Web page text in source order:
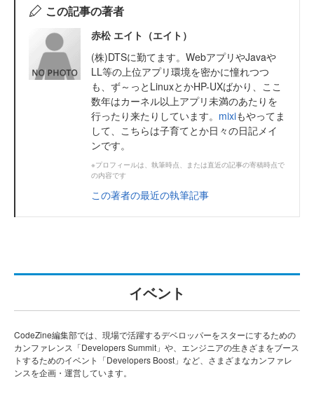
この記事の著者
赤松 エイト（エイト）
(株)DTSに勤てます。WebアプリやJavaや
LL等の上位アプリ環境を密かに憧れつつ
も、ず～っとLinuxとかHP-UXばかり、ここ
数年はカーネル以上アプリ未満のあたりを
行ったり来たりしています。 mixiもやってま
して、こちらは子育てとか日々の日記メイ
ンです。
※プロフィールは、執筆時点、または直近の記事の寄稿時点で
の内容です
この著者の最近の執筆記事
イベント
CodeZine編集部では、現場で活躍するデベロッパーをスターにするための
カンファレンス「Developers Summit」や、エンジニアの生きざまをブース
トするためのイベント「Developers Boost」など、さまざまなカンファレ
ンスを企画・運営しています。